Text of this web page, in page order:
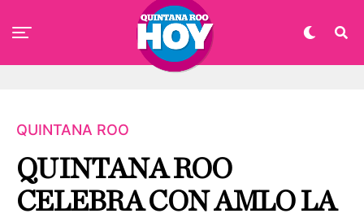
QUINTANA ROO
QUINTANA ROO
CELEBRA CON AMLO LA